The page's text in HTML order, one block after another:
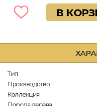
Тип
Производство
Коллекция
В